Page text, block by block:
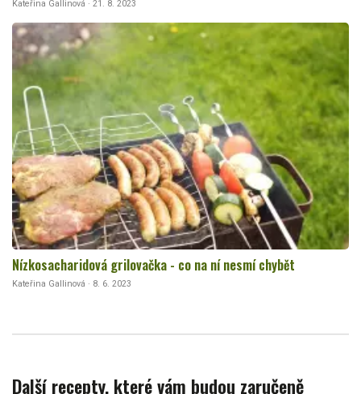
Kateřina Gallinová · 21. 8. 2023
Nízkosacharidová grilovačka - co na ní nesmí chybět
Kateřina Gallinová · 8. 6. 2023
Další recepty, které vám budou zaručeně